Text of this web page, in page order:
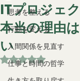
思考を整える
行動を変える
人間関係を見直す
仕事と時間の哲学
ITプロジェ
本当の理由
い
5つ星のうちNaN